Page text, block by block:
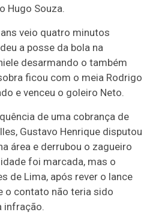
Hugo Souza.
veio quatro minutos
a posse da bola na
desarmando o também
ficou com o meia Rodrigo
e venceu o goleiro Neto.
de uma cobrança de
Gustavo Henrique disputou
área e derrubou o zagueiro
foi marcada, mas o
de Lima, após rever o lance
o contato não teria sido
infração.